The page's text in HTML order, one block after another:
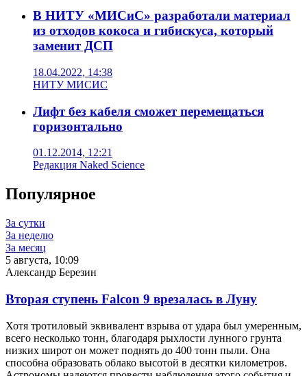
В НИТУ «МИСиС» разработали материал
из отходов кокоса и гибискуса, который
заменит ДСП
18.04.2022, 14:38
НИТУ МИСИС
Лифт без кабеля сможет перемещаться
горизонтально
01.12.2014, 12:21
Редакция Naked Science
Популярное
За сутки
За неделю
За месяц
5 августа, 10:09
Александр Березин
Вторая ступень Falcon 9 врезалась в Луну
Хотя тротиловый эквивалент взрыва от удара был умеренным,
всего несколько тонн, благодаря рыхлости лунного грунта
низких широт он может поднять до 400 тонн пыли. Она
способна образовать облако высотой в десятки километров.